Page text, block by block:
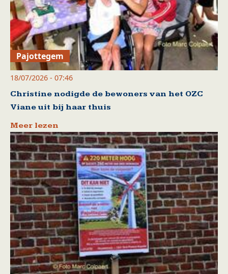
Pajottegem
18/07/2026 - 07:46
Christine nodigde de bewoners van het OZC
Viane uit bij haar thuis
Meer lezen